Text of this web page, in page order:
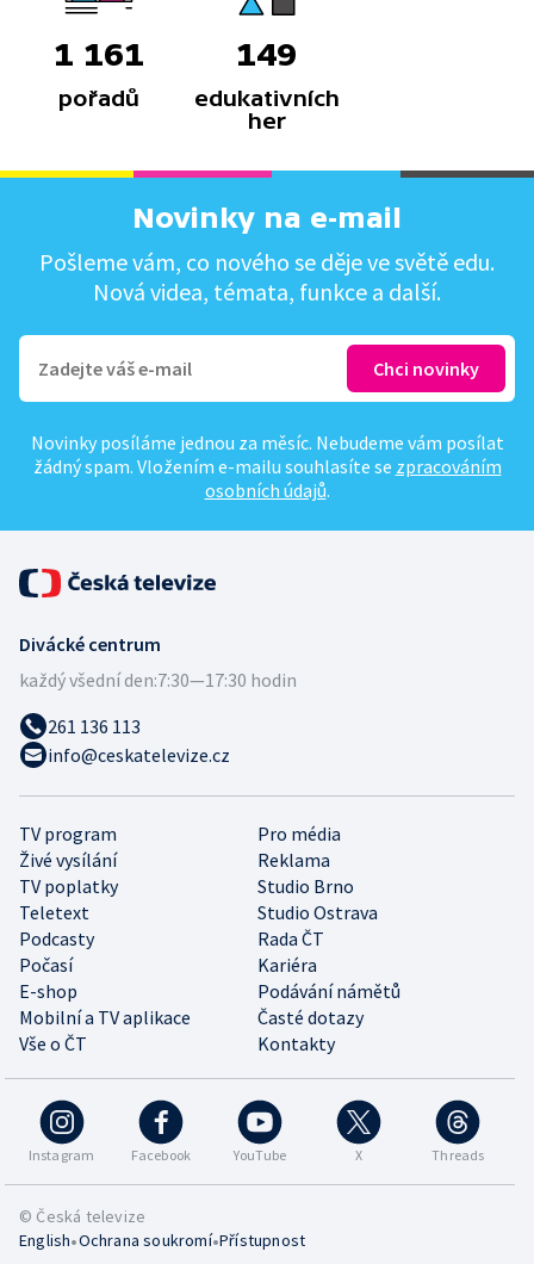
1 161
pořadů
149
edukativních
her
Novinky na e-mail
Pošleme vám, co nového se děje ve světě edu.
Nová videa, témata, funkce a další.
Novinky posíláme jednou za měsíc. Nebudeme vám posílat
žádný spam. Vložením e-mailu souhlasíte se zpracováním
osobních údajů.